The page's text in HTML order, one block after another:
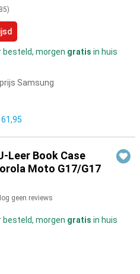
85)
besteld, morgen gratis in huis
Samsung
Leer Book Case
Moto G17/G17
geen reviews
besteld, morgen gratis in huis